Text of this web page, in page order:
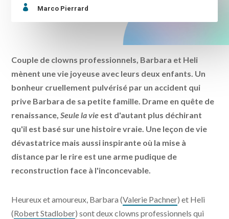
 Marco Pierrard
Couple de clowns professionnels, Barbara et Heli
mènent une vie joyeuse avec leurs deux enfants. Un
bonheur cruellement pulvérisé par un accident qui
prive Barbara de sa petite famille. Drame en quête de
renaissance,Seule la vie est d'autant plus déchirant
qu'il est basé sur une histoire vraie. Une leçon de vie
dévastatrice mais aussi inspirante où la mise à
distance par le rire est une arme pudique de
reconstruction face à l'inconcevable.
Heureux et amoureux, Barbara (Valerie Pachner) et Heli
(Robert Stadlober) sont deux clowns professionnels qui